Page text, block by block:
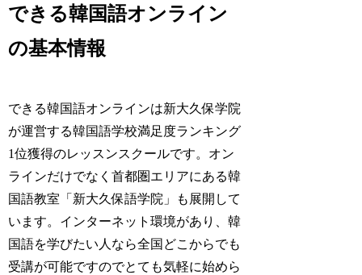
できる韓国語オンライン
の基本情報
できる韓国語オンラインは新大久保学院
が運営する韓国語学校満足度ランキング
1位獲得のレッスンスクールです。オン
ラインだけでなく首都圏エリアにある韓
国語教室「新大久保語学院」も展開して
います。インターネット環境があり、韓
国語を学びたい人なら全国どこからでも
受講が可能ですのでとても気軽に始めら